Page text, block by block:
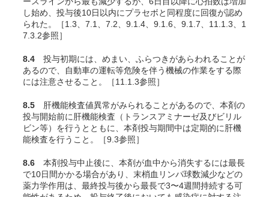
し始め、投与後10日以内にプラセボと同程度に回復が認め
られた。［1.3、7.1、7.2、9.1.4、9.1.6、9.1.7、11.1.3、1
7.3.2参照］
8.4 投与初期には、めまい、ふらつきがあらわれることが
あるので、自動車の運転等危険を伴う機械の作業をする際
には注意させること。［11.1.3参照］
8.5 肝機能検査値異常がみられることがあるので、本剤の
投与開始前に肝機能検査（トランスアミナーゼ及びビリル
ビン等）を行うとともに、本剤投与期間中は定期的に肝機
能検査を行うこと。［9.3参照］
8.6 本剤投与中止後に、本剤が血中から消失するには最長
で10日間かかる場合があり、末梢血リンパ球数減少などの
薬力学作用は、最終投与後から最長で3〜4週間持続する可